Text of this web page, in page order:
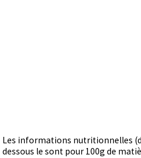
Les informations nutritionnelles
dessous le sont pour 100g de